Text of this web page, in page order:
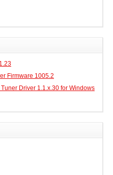
Firmware 1005.2
Driver 1.1.x.30 for Windows